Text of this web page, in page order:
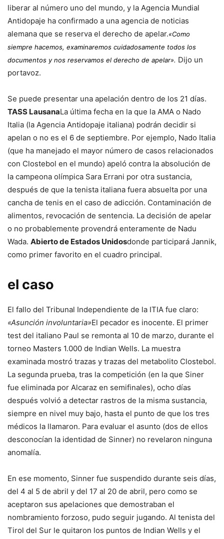
liberar al número uno del mundo, y la Agencia Mundial
Antidopaje ha confirmado a una agencia de noticias
alemana que se reserva el derecho de apelar.«Como
siempre hacemos, examinaremos cuidadosamente todos los
documentos y nos reservamos el derecho de apelar». Dijo un
portavoz.
Se puede presentar una apelación dentro de los 21 días.
TASS LausanaLa última fecha en la que la AMA o Nado
Italia (la Agencia Antidopaje italiana) podrán decidir si
apelan o no es el 6 de septiembre. Por ejemplo, Nado Italia
(que ha manejado el mayor número de casos relacionados
con Clostebol en el mundo) apeló contra la absolución de
la campeona olímpica Sara Errani por otra sustancia,
después de que la tenista italiana fuera absuelta por una
cancha de tenis en el caso de adicción. Contaminación de
alimentos, revocación de sentencia. La decisión de apelar
o no probablemente provendrá enteramente de Nadu
Wada. Abierto de Estados Unidosdonde participará Jannik,
como primer favorito en el cuadro principal.
el caso
El fallo del Tribunal Independiente de la ITIA fue claro:
«Asunción involuntaria»El pecador es inocente. El primer
test del italiano Paul se remonta al 10 de marzo, durante el
torneo Masters 1.000 de Indian Wells. La muestra
examinada mostró trazas y trazas del metabolito Clostebol.
La segunda prueba, tras la competición (en la que Siner
fue eliminada por Alcaraz en semifinales), ocho días
después volvió a detectar rastros de la misma sustancia,
siempre en nivel muy bajo, hasta el punto de que los tres
médicos la llamaron. Para evaluar el asunto (dos de ellos
desconocían la identidad de Sinner) no revelaron ninguna
anomalía.
En ese momento, Sinner fue suspendido durante seis días,
del 4 al 5 de abril y del 17 al 20 de abril, pero como se
aceptaron sus apelaciones que demostraban el
nombramiento forzoso, pudo seguir jugando. Al tenista del
Tirol del Sur le quitaron los puntos de Indian Wells y el